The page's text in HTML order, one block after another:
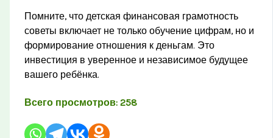
Помните, что детская финансовая грамотность
советы включает не только обучение цифрам, но и
формирование отношения к деньгам. Это
инвестиция в уверенное и независимое будущее
вашего ребёнка.
Всего просмотров: 258